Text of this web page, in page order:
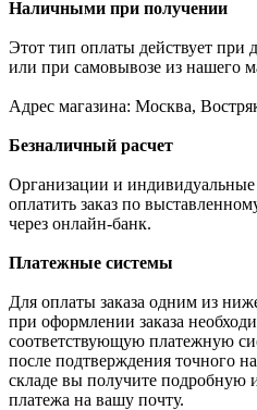
Наличными при получении
Этот тип оплаты действует при
или при самовывозе из нашего
Адрес магазина: Москва,
Безналичный расчет
Организации и
оплатить заказ по
через онлайн-банк.
Платежные системы
Для оплаты заказа одним из
при оформлении заказа
соответствующую платежную
после подтверждения точного
складе вы получите подробную
платежа на вашу почту.